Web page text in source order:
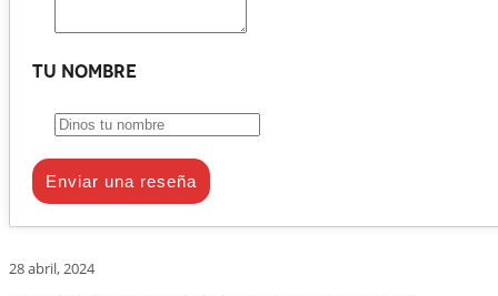
Tu nombre
Enviar una reseña
28 abril, 2024